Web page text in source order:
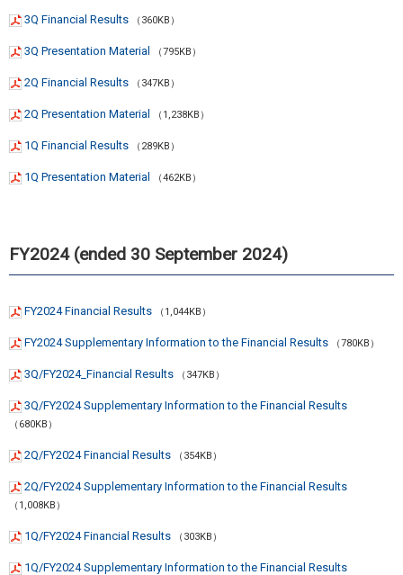
3Q Financial Results （360KB）
3Q Presentation Material （795KB）
2Q Financial Results （347KB）
2Q Presentation Material （1,238KB）
1Q Financial Results （289KB）
1Q Presentation Material （462KB）
FY2024 (ended 30 September 2024)
FY2024 Financial Results （1,044KB）
FY2024 Supplementary Information to the Financial Results （780KB）
3Q/FY2024_Financial Results （347KB）
3Q/FY2024 Supplementary Information to the Financial Results
（680KB）
2Q/FY2024 Financial Results （354KB）
2Q/FY2024 Supplementary Information to the Financial Results
（1,008KB）
1Q/FY2024 Financial Results （303KB）
1Q/FY2024 Supplementary Information to the Financial Results